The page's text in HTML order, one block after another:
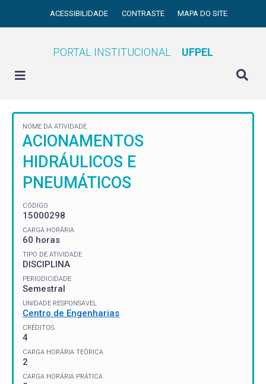
ACESSIBILIDADE CONTRASTE MAPA DO SITE
PORTAL INSTITUCIONAL UFPEL
NOME DA ATIVIDADE
ACIONAMENTOS
HIDRÁULICOS E
PNEUMÁTICOS
CÓDIGO
15000298
CARGA HORÁRIA
60 horas
TIPO DE ATIVIDADE
DISCIPLINA
PERIODICIDADE
Semestral
UNIDADE RESPONSÁVEL
Centro de Engenharias
CRÉDITOS
4
CARGA HORÁRIA TEÓRICA
2
CARGA HORÁRIA PRÁTICA